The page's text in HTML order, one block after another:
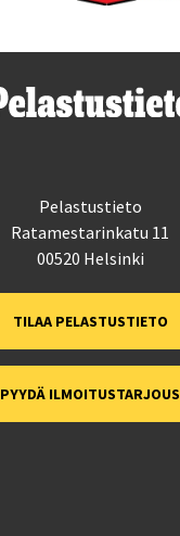
Pelastustieto
Ratamestarinkatu 11
00520 Helsinki
TILAA PELASTUSTIETO
PYYDÄ ILMOITUSTARJOUS